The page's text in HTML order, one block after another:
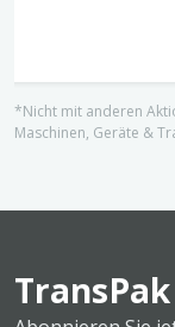
*Nicht mit anderen
Maschinen, Geräte &